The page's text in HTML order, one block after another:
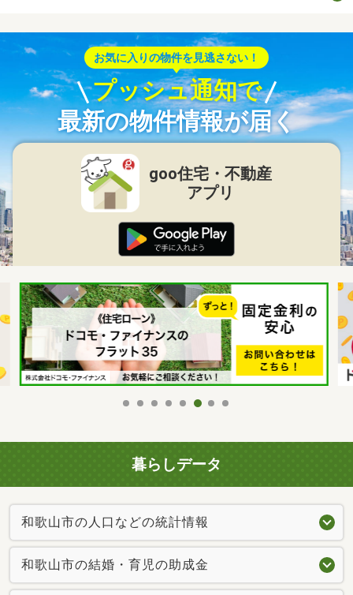
お気に入りの物件を見逃さない！
プッシュ通知で
最新の物件情報が届く
goo住宅・不動産
アプリ
暮らしデータ
和歌山市の人口などの統計情報
和歌山市の結婚・育児の助成金